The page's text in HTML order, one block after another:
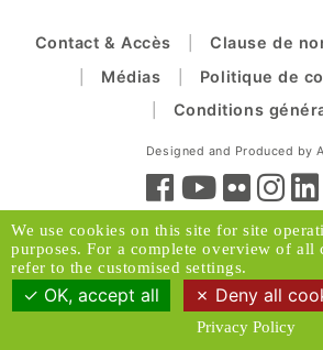
Contact & Accès
Clause de
Médias
Politique de
Conditions
Designed and Produced by
We use cookies on this site for site
purposes. For a complete overview of all
refer to the customised settings.
OK, accept all Deny all
Privacy Policy